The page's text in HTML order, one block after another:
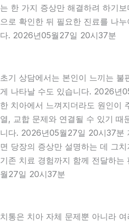
는 한 가지 증상만 해결하려 하기
으로 확인한 뒤 필요한 진료를 나
다. 2026년05월27일 20시37분
초기 상담에서는 본인이 느끼는 불
게 나타날 수도 있습니다. 2026년
한 치아에서 느껴지더라도 원인이
열, 교합 문제와 연결될 수 있기 때
니다. 2026년05월27일 20시37분
면 당장의 증상만 설명하는 데 그
기존 치료 경험까지 함께 전달하
월27일 20시37분
치통은 치아 자체 문제뿐 아니라